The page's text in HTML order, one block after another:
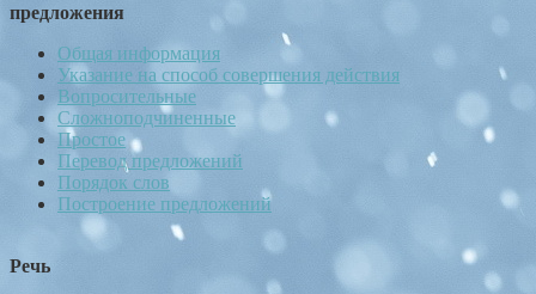
предложения
Общая информация
Указание на способ совершения действия
Вопросительные
Сложноподчиненные
Простое
Перевод предложений
Порядок слов
Построение предложений
Речь